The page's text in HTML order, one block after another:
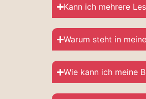
Kann ich mehrere
Warum steht in
Wie kann ich meine